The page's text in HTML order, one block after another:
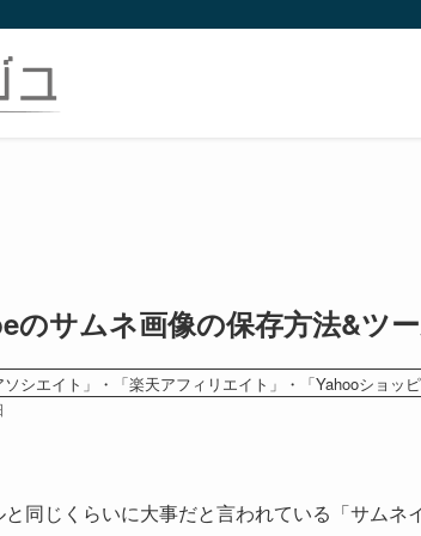
のサムネ画像の保存方法&ツ
シエイト」・「楽天アフィリエイト」・「Yahooショッ
同じくらいに大事だと言われている「サムネイ